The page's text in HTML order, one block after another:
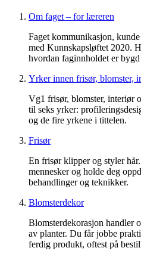
Om faget – for læreren
Faget kommunikasjon,
med Kunnskapsløftet 2020.
hvordan faginnholdet er
Yrker innen frisør, blomster,
Vg1 frisør, blomster, interiør
til seks yrker:
og de fire yrkene i tittelen.
Frisør
En frisør klipper og styler
mennesker og holde deg
behandlinger og teknikker.
Blomsterdekor
Blomsterdekorasjon handler
av planter. Du får jobbe
ferdig produkt, oftest på